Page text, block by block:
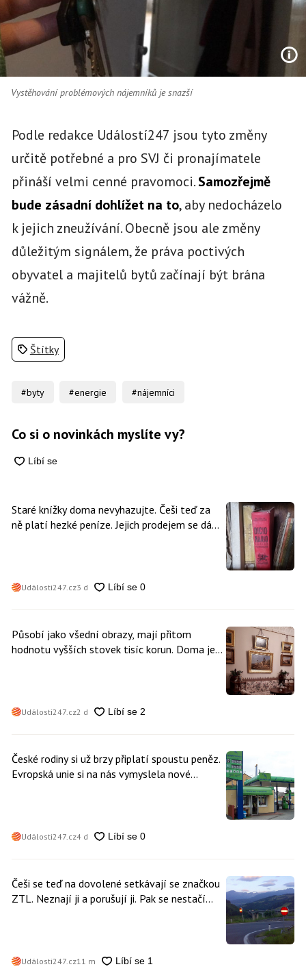
Vystěhování problémových nájemníků je snazší
Podle redakce Událostí247 jsou tyto změny
určitě potřebné a pro SVJ či pronajímatele
přináší velmi cenné pravomoci.Samozřejmě
bude zásadní dohlížet na to, aby nedocházelo
k jejich zneužívání. Obecně jsou ale změny
důležitým signálem, že práva poctivých
obyvatel a majitelů bytů začínají být brána
vážně.
Štítky
#byty #energie #nájemníci
Co si o novinkách myslíte vy?
Staré knížky doma nevyhazujte. Češi teď za
ně platí hezké peníze. Jejich prodejem se dá
Události247.cz3 d
Působí jako všední obrazy, mají přitom
hodnotu vyšších stovek tisíc korun. Doma je
Události247.cz2 d
České rodiny si už brzy připlatí spoustu peněz.
Evropská unie si na nás vymyslela nové
Události247.cz4 d
Češi se teď na dovolené setkávají se značkou
ZTL. Neznají ji a porušují ji. Pak se nestačí
Události247.cz11 m